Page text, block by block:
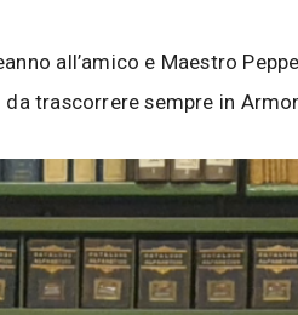
all’amico e Maestro
trascorrere sempre in